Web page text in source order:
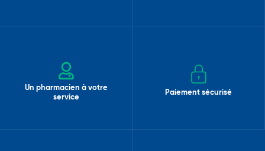
Un pharmacien à votre
service
Paiement sécurisé